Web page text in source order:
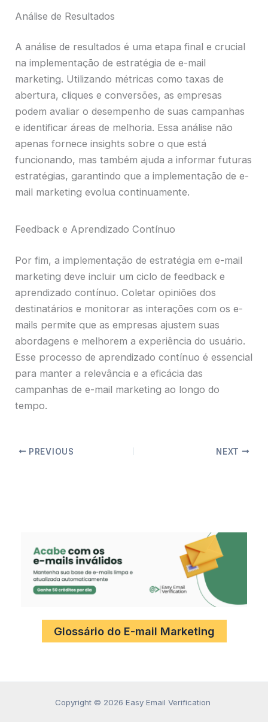
Análise de Resultados
A análise de resultados é uma etapa final e crucial
na implementação de estratégia de e-mail
marketing. Utilizando métricas como taxas de
abertura, cliques e conversões, as empresas
podem avaliar o desempenho de suas campanhas
e identificar áreas de melhoria. Essa análise não
apenas fornece insights sobre o que está
funcionando, mas também ajuda a informar futuras
estratégias, garantindo que a implementação de e-
mail marketing evolua continuamente.
Feedback e Aprendizado Contínuo
Por fim, a implementação de estratégia em e-mail
marketing deve incluir um ciclo de feedback e
aprendizado contínuo. Coletar opiniões dos
destinatários e monitorar as interações com os e-
mails permite que as empresas ajustem suas
abordagens e melhorem a experiência do usuário.
Esse processo de aprendizado contínuo é essencial
para manter a relevância e a eficácia das
campanhas de e-mail marketing ao longo do
tempo.
PREVIOUS NEXT
Glossário do E-mail Marketing
Copyright © 2026 Easy Email Verification